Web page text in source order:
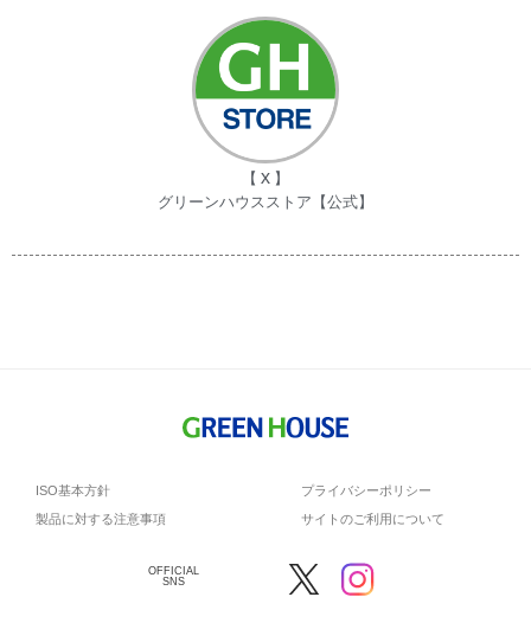
【 X 】
グリーンハウスストア【公式】
ISO基本方針
プライバシーポリシー
製品に対する注意事項
サイトのご利用について
OFFICIAL
SNS